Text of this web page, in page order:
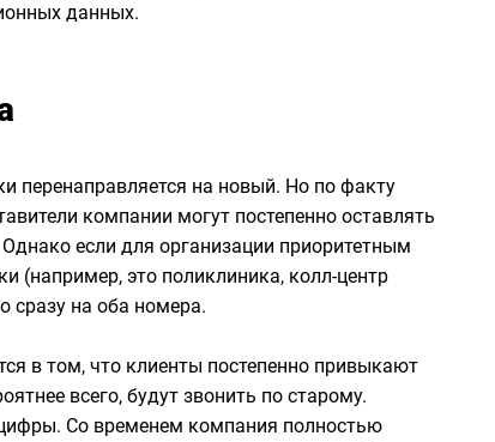
данных.
перенаправляется на новый. Но по факту
компании могут постепенно оставлять
если для организации приоритетным
(например, это поликлиника, колл-центр
сразу на оба номера.
в том, что клиенты постепенно привыкают
всего, будут звонить по старому.
Со временем компания полностью